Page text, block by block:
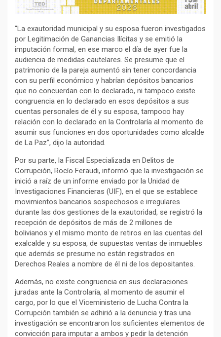
“La exautoridad municipal y su esposa fueron investigados
por Legitimación de Ganancias Ilícitas y se emitió la
imputación formal, en ese marco el día de ayer fue la
audiencia de medidas cautelares. Se presume que el
patrimonio de la pareja aumentó sin tener concordancia
con su perfil económico y habrían depósitos bancarios
que no concuerdan con lo declarado, ni tampoco existe
congruencia en lo declarado en esos depósitos a sus
cuentas personales de él y su esposa, tampoco hay
relación con lo declarado en la Controlaría al momento de
asumir sus funciones en dos oportunidades como alcalde
de La Paz”, dijo la autoridad.
Por su parte, la Fiscal Especializada en Delitos de
Corrupción, Rocío Feraudi, informó que la investigación se
inició a raíz de un informe enviado por la Unidad de
Investigaciones Financieras (UIF), en el que se establece
movimientos bancarios sospechosos e irregulares
durante las dos gestiones de la exautoridad, se registró la
recepción de depósitos de más de 2 millones de
bolivianos y el mismo monto de retiros en las cuentas del
exalcalde y su esposa, de supuestas ventas de inmuebles
que además se presume no están registrados en
Derechos Reales a nombre de él ni de los depositantes.
Además, no existe congruencia en sus declaraciones
juradas ante la Controlaría, al momento de asumir el
cargo, por lo que el Viceministerio de Lucha Contra la
Corrupción también se adhirió a la denuncia y tras una
investigación se encontraron los suficientes elementos de
convicción para imputar a ambos y pedir la detención